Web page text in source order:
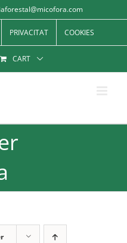
PRIVACITAT COOKIES
CART